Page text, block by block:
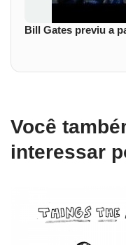
Bill Gates previu a
Você
interessar